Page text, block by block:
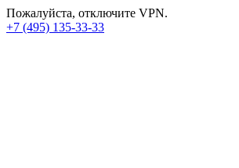
Пожалуйста, отключите VPN.
+7 (495) 135-33-33